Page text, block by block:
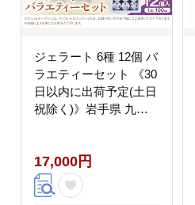
ジェラート 6種 12個 バ
ラエティーセット 《30
日以内に出荷予定(土日
祝除く)》岩手県 九戸
カフェオレ レアチーズ
ラムレーズン ミルク は
ちみつ 極み抹茶 詰め合
17,000円